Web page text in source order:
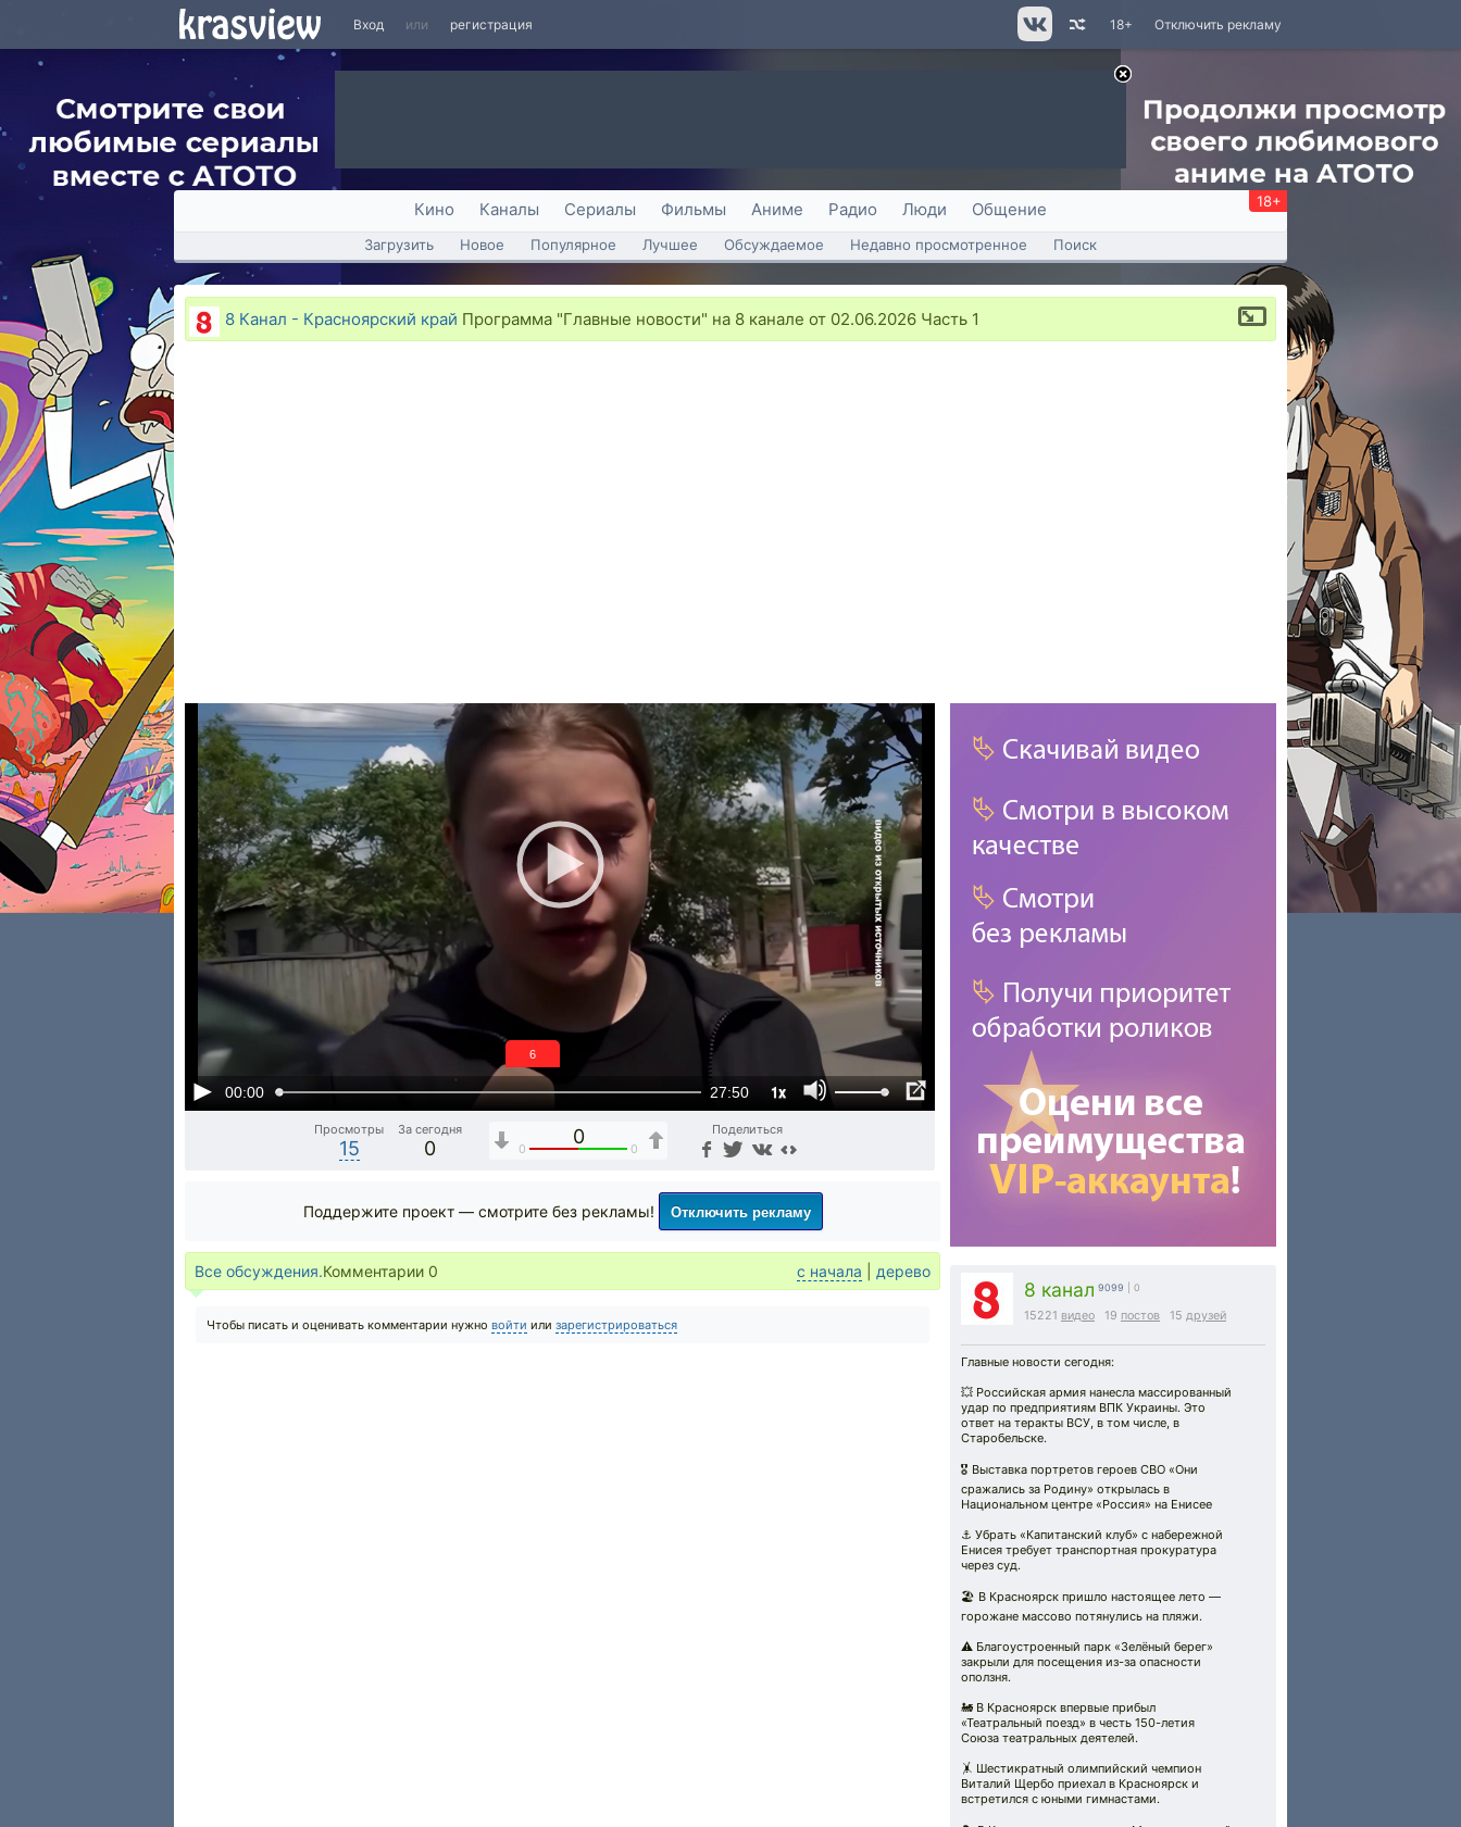
Вход или регистрация Отключить рекламу
18+
Кино Каналы Сериалы Фильмы Аниме Радио Люди Общение 18+
Загрузить Новое Популярное Лучшее Обсуждаемое Недавно просмотренное Поиск
8 Канал - Красноярский край Программа "Главные новости" на 8 канале от 02.06.2026 Часть 1
00:00 27:50 1x
5
Просмотры
15
За сегодня
0
0
0 0
Поделиться
8 канал 9099 | 0
15221 видео 19 постов 15 друзей
Главные новости сегодня:
💥 Российская армия нанесла массированный
удар по предприятиям ВПК Украины. Это
ответ на теракты ВСУ, в том числе, в
Старобельске.
🎖️ Выставка портретов героев СВО «Они
сражались за Родину» открылась в
Национальном центре «Россия» на Енисее
⚓ Убрать «Капитанский клуб» с набережной
Енисея требует транспортная прокуратура
через суд.
🏖️ В Красноярск пришло настоящее лето —
горожане массово потянулись на пляжи.
⚠️ Благоустроенный парк «Зелёный берег»
закрыли для посещения из-за опасности
оползня.
🚂 В Красноярск впервые прибыл
«Театральный поезд» в честь 150-летия
Союза театральных деятелей.
🤸 Шестикратный олимпийский чемпион
Виталий Щербо приехал в Красноярск и
встретился с юными гимнастами.
Поддержите проект — смотрите без рекламы! Отключить рекламу
Все обсуждения.Комментарии 0 с начала дерево
Чтобы писать и оценивать комментарии нужно войти или зарегистрироваться